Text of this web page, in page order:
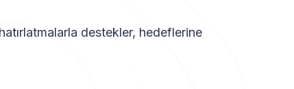
destekler, hedeflerine